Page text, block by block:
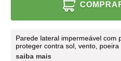
Parede lateral impermeável com
proteger contrasol ,vento poeira
saiba mais